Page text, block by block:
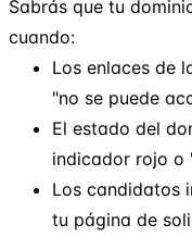
Sabrás que tu
cuando:
Los enlaces de
"no se puede
El estado del
indicador rojo o
Los candidatos
tu página de